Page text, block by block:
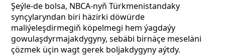
Şeýle-de bolsa, NBCA-nyň Türkmenistandaky
synçylaryndan biri häzirki döwürde
maliýeleşdirmegiň köpelmegi hem ýagdaýy
gowulaşdyrmajakdygyny, sebäbi birnäçe meseläni
çözmek üçin wagt gerek boljakdygyny aýtdy.